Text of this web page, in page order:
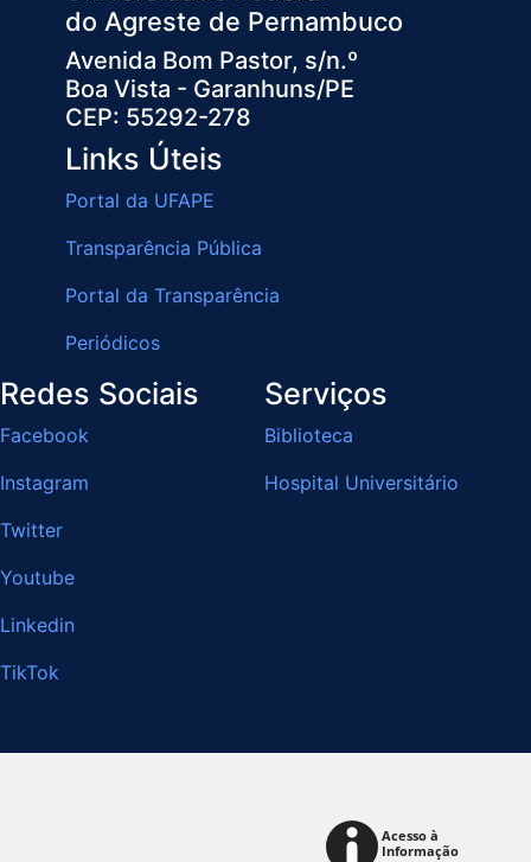
do Agreste de Pernambuco
Avenida Bom Pastor, s/n.º
Boa Vista - Garanhuns/PE
CEP: 55292-278
Links Úteis
Portal da UFAPE
Transparência Pública
Portal da Transparência
Periódicos
Redes Sociais
Facebook
Instagram
Twitter
Youtube
Linkedin
TikTok
Serviços
Biblioteca
Hospital Universitário